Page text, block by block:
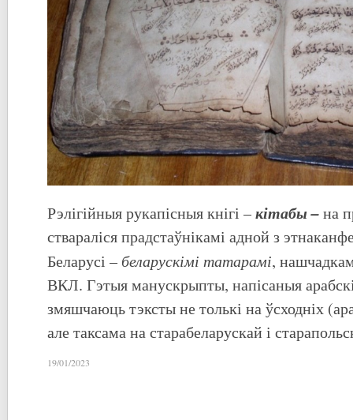
Рэлігійныя рукапісныя кнігі –кітабы –на
ствараліся прадстаўнікамі адной з
Беларусі – беларускімі татарамі,
ВКЛ. Гэтыя манускрыпты, напісаныя
змяшчаюць тэксты не толькі на ўсходніх
але таксама на старабеларускай і
19/01/2023